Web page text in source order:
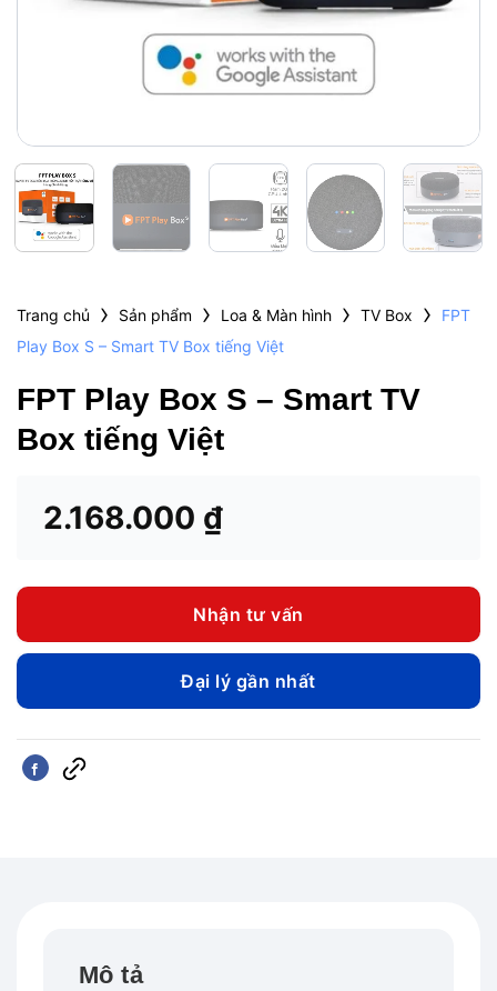
Trang chủ › Sản phẩm › Loa & Màn hình › TV Box ›
FPT
Play Box S – Smart TV Box tiếng Việt
FPT Play Box S – Smart TV
Box tiếng Việt
2.168.000 ₫
Nhận tư vấn
Đại lý gần nhất
Mô tả